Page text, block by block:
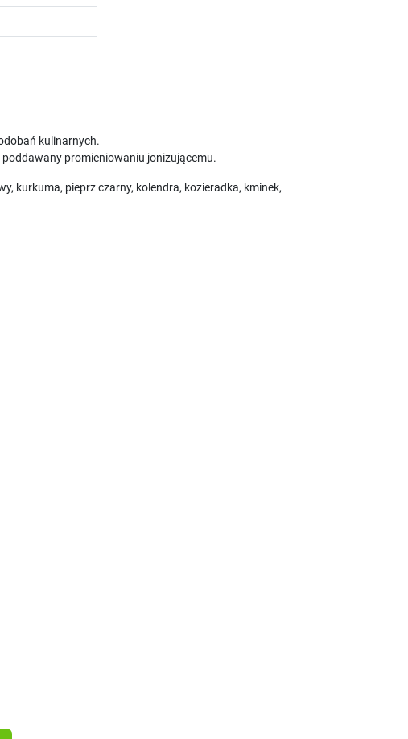
kulinarnych.
promieniowaniu jonizującemu.
kurkuma, pieprz czarny, kolendra, kozieradka, kminek,